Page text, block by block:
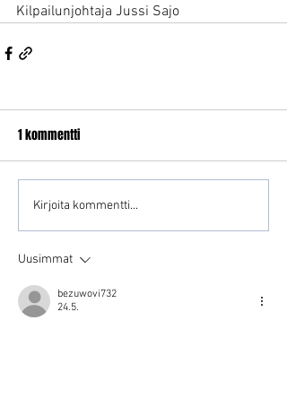
Kilpailunjohtaja Jussi Sajo
1 kommentti
Kirjoita kommentti...
Uusimmat
bezuwovi732
24.5.